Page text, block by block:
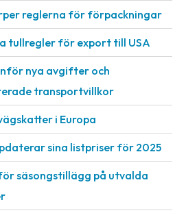
reglerna för förpackningar
tullregler för export till USA
nya avgifter och
transportvillkor
i Europa
sina listpriser för 2025
säsongstillägg på utvalda